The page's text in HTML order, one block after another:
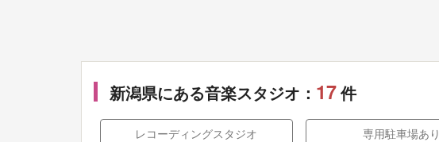
新潟県にある音楽スタジオ： 17件
レコーディングスタジオ 専用駐車場あり